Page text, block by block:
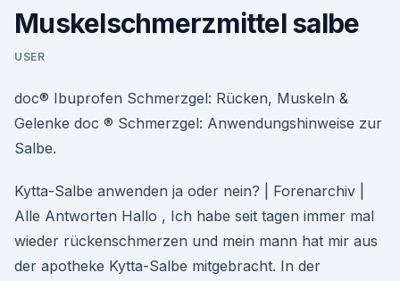
Muskelschmerzmittel salbe
USER
doc® Ibuprofen Schmerzgel: Rücken, Muskeln &
Gelenke doc ® Schmerzgel: Anwendungshinweise zur
Salbe.
Kytta-Salbe anwenden ja oder nein? | Forenarchiv |
Alle Antworten Hallo , Ich habe seit tagen immer mal
wieder rückenschmerzen und mein mann hat mir aus
der apotheke Kytta-Salbe mitgebracht. In der